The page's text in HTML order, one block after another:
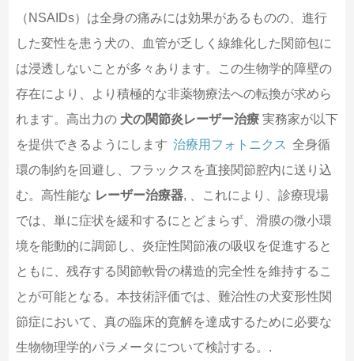
（NSAIDs）は全身の痛みには効果があるものの、進行
した変性を患う犬の、血管が乏しく線維化した関節包に
は浸透しないことが多々あります。この生物学的障壁の
存在により、より積極的な非薬物療法への転換が求めら
れます。高出力の 犬の関節炎レーザー治療実務家が以下
を提供できるようにします 治療用フォトニクス 全身循
環の制約を回避し、フラックスを直接関節腔内に送り込
む。高性能な レーザー治療器, 、これにより、診療現場
では、単に症状を緩和するにとどまらず、滑膜の微小環
境を能動的に調節し、炎症性関節液の吸収を促進すると
ともに、残存する関節軟骨の構造的完全性を維持するこ
とが可能となる。本技術評価では、難治性の犬変形性関
節症において、真の臨床的寛解を達成するために必要な
生物物理学的パラメータについて検討する。.